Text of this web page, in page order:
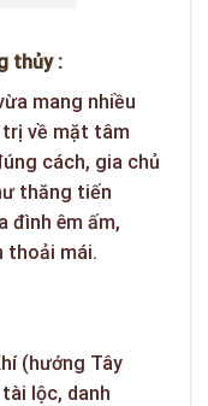
thủy :
mang nhiều
về mặt tâm
cách, gia chủ
thăng tiến
đình êm ấm,
thoải mái.
(hướng Tây
lộc, danh